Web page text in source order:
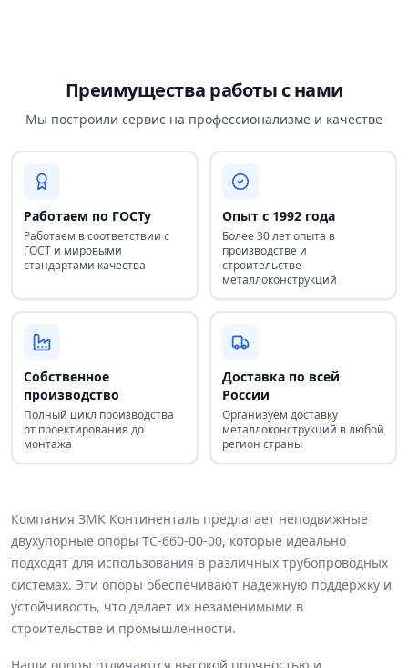
Преимущества работы с нами
Мы построили сервис на профессионализме и качестве
Работаем по ГОСТу
Работаем в соответствии с
ГОСТ и мировыми
стандартами качества
Опыт с 1992 года
Более 30 лет опыта в
производстве и
строительстве
металлоконструкций
Собственное
производство
Полный цикл производства
от проектирования до
монтажа
Доставка по всей
России
Организуем доставку
металлоконструкций в любой
регион страны
Компания ЗМК Континенталь предлагает неподвижные
двухупорные опоры ТС-660-00-00, которые идеально
подходят для использования в различных трубопроводных
системах. Эти опоры обеспечивают надежную поддержку и
устойчивость, что делает их незаменимыми в
строительстве и промышленности.